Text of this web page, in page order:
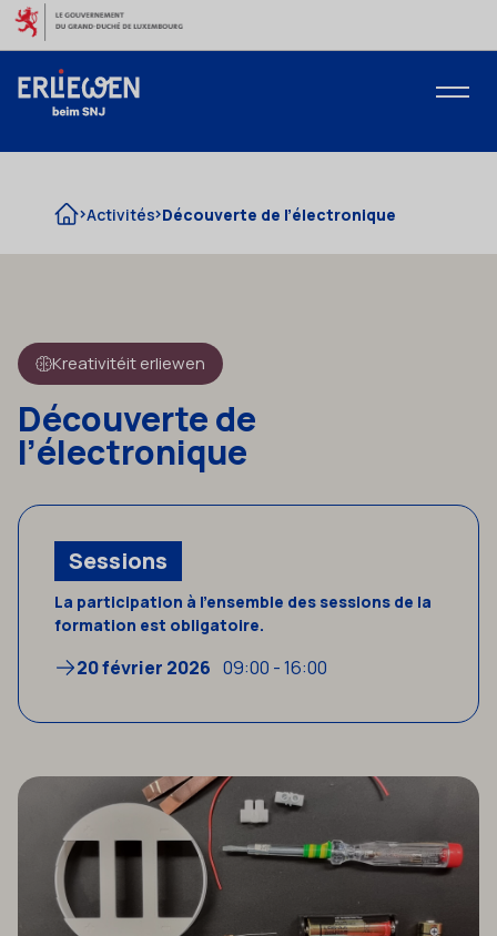
Aller au contenu
Activités Découverte de l’électronique
Kreativitéit erliewen
Découverte de
l’électronique
Sessions
La participation à l’ensemble des sessions de la
formation est obligatoire.
20 février 2026 09:00 - 16:00